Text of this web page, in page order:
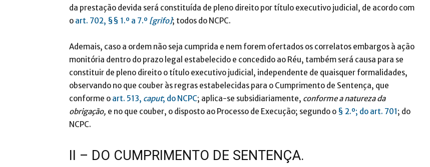
da prestação devida será constituída de pleno direito por título executivo judicial, de acordo com
o art. 702, §§ 1.º a 7.º [grifo]; todos do NCPC.
Ademais, caso a ordem não seja cumprida e nem forem ofertados os correlatos embargos à ação
monitória dentro do prazo legal estabelecido e concedido ao Réu, também será causa para se
constituir de pleno direito o título executivo judicial, independente de quaisquer formalidades,
observando no que couber às regras estabelecidas para o Cumprimento de Sentença, que
conforme o art. 513, caput; do NCPC; aplica-se subsidiariamente, conforme a natureza da
obrigação, e no que couber, o disposto ao Processo de Execução; segundo o § 2.º; do art. 701; do
NCPC.
II – DO CUMPRIMENTO DE SENTENÇA.